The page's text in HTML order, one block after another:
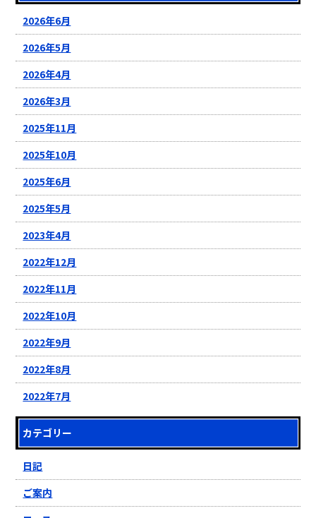
2026年6月
2026年5月
2026年4月
2026年3月
2025年11月
2025年10月
2025年6月
2025年5月
2023年4月
2022年12月
2022年11月
2022年10月
2022年9月
2022年8月
2022年7月
カテゴリー
日記
ご案内